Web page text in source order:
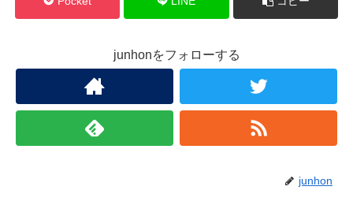
junhonをフォローする
junhon